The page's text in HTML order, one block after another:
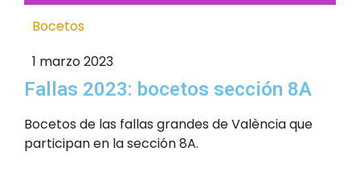
Bocetos
1 marzo 2023
Fallas 2023: bocetos sección 8A
Bocetos de las fallas grandes de València que
participan en la sección 8A.